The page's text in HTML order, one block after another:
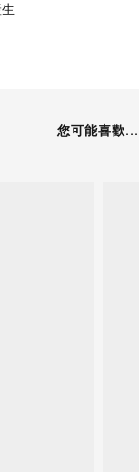
您可能喜歡...